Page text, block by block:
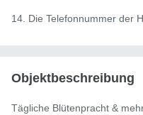
14. Die Telefonnummer der
Objektbeschreibung
Tägliche Blütenpracht &